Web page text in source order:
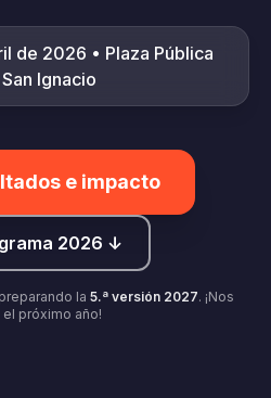
de 2026 • Plaza Pública
Ignacio
e impacto
2026 ↓
la 5.ª versión 2027. ¡Nos
próximo año!